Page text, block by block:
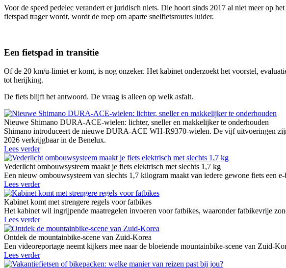
Voor de speed pedelec verandert er juridisch niets. Die hoort sinds 2017 al niet meer op
fietspad trager wordt, wordt de roep om aparte snelfietsroutes luider.
Een fietspad in transitie
Of de 20 km/u-limiet er komt, is nog onzeker. Het kabinet onderzoekt het voorstel,
tot herijking.
De fiets blijft het antwoord. De vraag is alleen op welk asfalt.
Nieuwe Shimano DURA-ACE-wielen: lichter, sneller en makkelijker te onderhouden
Shimano introduceert de nieuwe DURA-ACE WH-R9370-wielen. De vijf uitvoeringen
2026 verkrijgbaar in de Benelux.
Lees verder
Vederlicht ombouwsysteem maakt je fiets elektrisch met slechts 1,7 kg
Een nieuw ombouwsysteem van slechts 1,7 kilogram maakt van iedere gewone fiets
Lees verder
Kabinet komt met strengere regels voor fatbikes
Het kabinet wil ingrijpende maatregelen invoeren voor fatbikes, waaronder fatbikevrije
Lees verder
Ontdek de mountainbike-scene van Zuid-Korea
Een videoreportage neemt kijkers mee naar de bloeiende mountainbike-scene van Zuid-
Lees verder